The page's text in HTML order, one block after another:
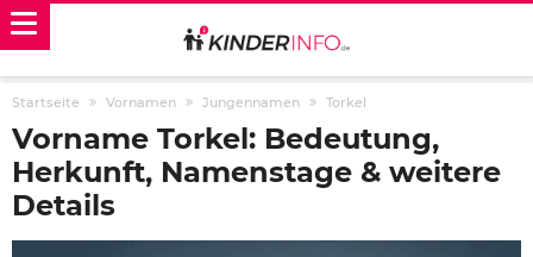
Startseite Vornamen Jungennamen Torkel
Vorname Torkel: Bedeutung,
Herkunft, Namenstage & weitere
Details